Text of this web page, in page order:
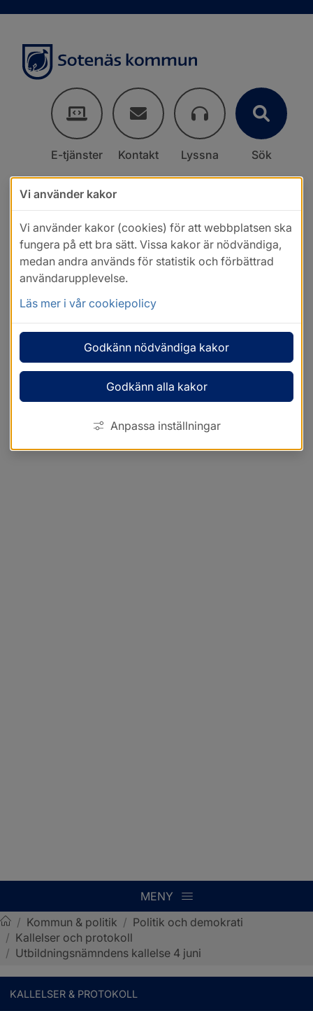
E-tjänster Kontakt Lyssna Sök
MENY
Sotenäs kommun
/ Kommun & politik / Politik och demokrati
/ Kallelser och protokoll
/ Utbildningsnämndens kallelse 4 juni
KALLELSER & PROTOKOLL
Vi använder kakor
Vi använder kakor (cookies) för att webbplatsen ska
fungera på ett bra sätt. Vissa kakor är nödvändiga,
medan andra används för statistik och förbättrad
användarupplevelse.
Läs mer i vår cookiepolicy
Godkänn nödvändiga kakor
Godkänn alla kakor
Anpassa inställningar